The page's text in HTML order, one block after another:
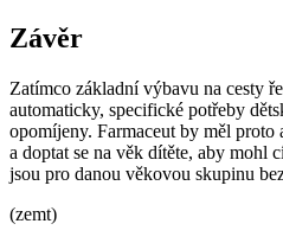
Závěr
Zatímco základní výbavu na cesty
automaticky, specifické potřeby
opomíjeny. Farmaceut by měl
a doptat se na věk dítěte, aby mohl
jsou pro danou věkovou skupinu
(zemt)